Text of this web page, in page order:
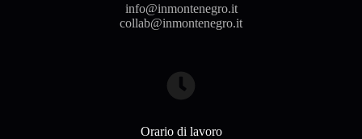
info@inmontenegro.it
collab@inmontenegro.it
Orario di lavoro